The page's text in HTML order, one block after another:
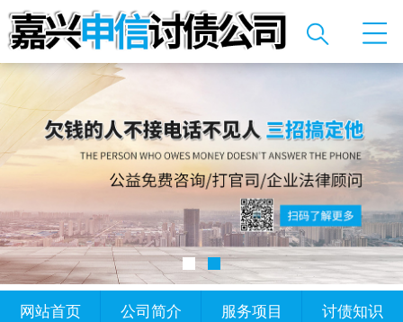
网站首页 公司简介 服务项目 讨债知识